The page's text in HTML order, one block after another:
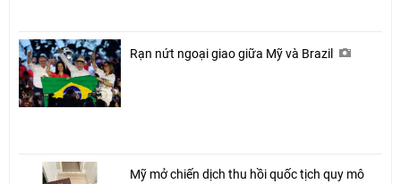
Rạn nứt ngoại giao giữa Mỹ và Brazil
Mỹ mở chiến dịch thu hồi quốc tịch quy mô